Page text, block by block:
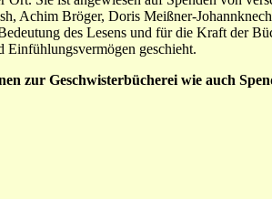
Achim Bröger, Doris Meißner-
des Lesens und für die Kraft der
Einfühlungsvermögen geschieht.
zur Geschwisterbücherei wie auch